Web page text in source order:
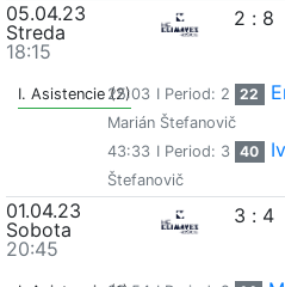
05.04.23
Streda
18:15
2 : 8
I. Asistencie (2)25:03 I Period: 2 22
Marián Štefanovič
43:33 I Period: 3 40
Štefanovič
01.04.23
Sobota
20:45
3 : 4